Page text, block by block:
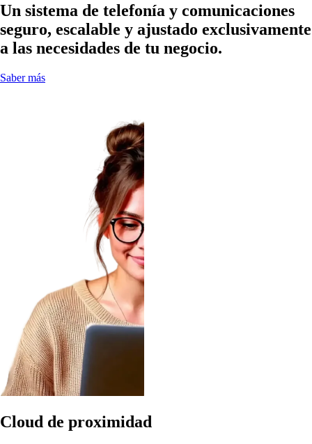
Un sistema de telefonía y comunicaciones
seguro, escalable y ajustado exclusivamente
a las necesidades de tu negocio.
Saber más
Cloud de proximidad